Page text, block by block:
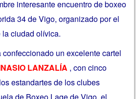
interesante encuentro de boxeo
34 de Vigo, organizado por el
la ciudad olívica.
confeccionado un excelente cartel
LANZALÍA , con cinco
estandartes de los clubes
de Boxeo Lage de Vigo, el